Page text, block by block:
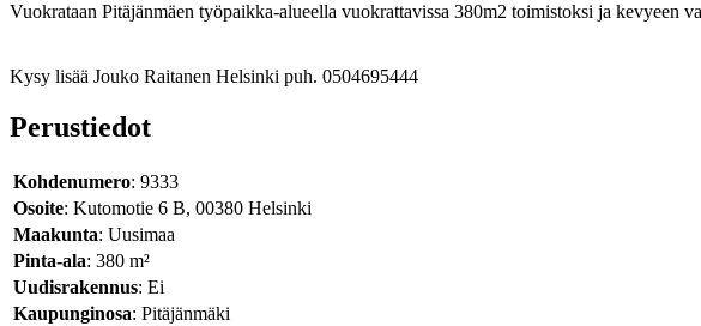
Vuokrataan Pitäjänmäen työpaikka-alueella vuokrattavissa 380m2 toimistoksi ja kevyeen
Kysy lisää Jouko Raitanen Helsinki puh. 0504695444
Perustiedot
Kohdenumero: 9333
Osoite: Kutomotie 6 B, 00380 Helsinki
Maakunta: Uusimaa
Pinta-ala: 380 m²
Uudisrakennus: Ei
Kaupunginosa: Pitäjänmäki